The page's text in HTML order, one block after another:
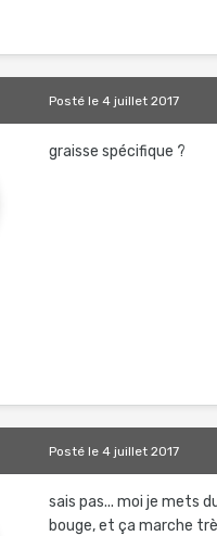
Postéle 4 juillet 2017
graisse spécifique ?
Postéle 4 juillet 2017
sais pas... moi je mets
bouge, et ça marche